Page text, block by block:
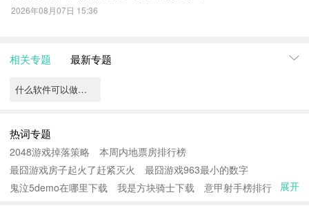
会门派两大模块。掌握其中机制，可显著
获取专属武学秘籍的每日稳定来源。进入
2026年08月07日 15:36
相关专题 最新专题
什么软件可以做分身特效
热词专题
2048游戏掉落策略
本周内地票房排行榜
最囧游戏房子起火了赶紧灭火
最囧游戏963最小的数字
鬼泣5demo在哪里下载
我是方块骑士下载
意甲射手榜排行
展开